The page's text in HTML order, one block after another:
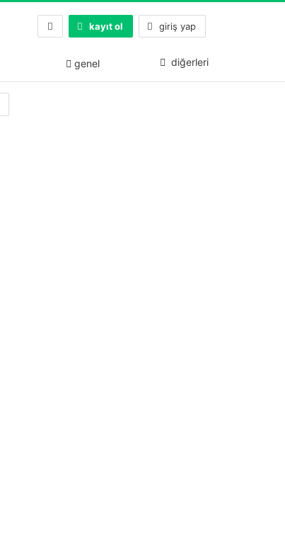
kayıt ol giriş yap
genel diğerleri